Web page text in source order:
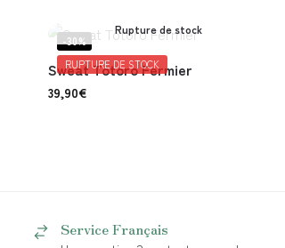
-30%
RUPTURE DE STOCK
Rupture de stock
Sweat Totoro Fermier
39,90€
Service Français